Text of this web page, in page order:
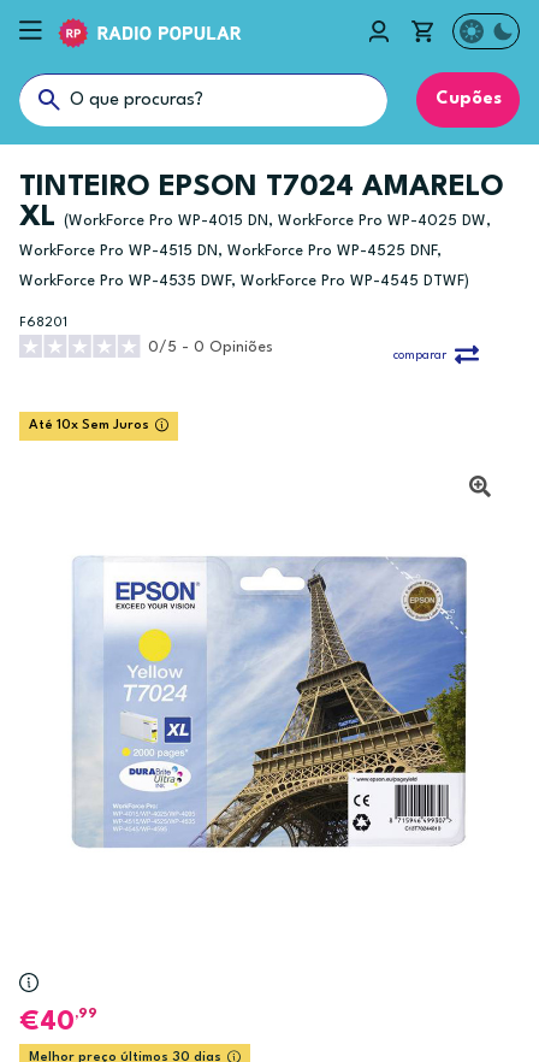
Cupões
TINTEIRO EPSON T7024 AMARELO
XL
(WorkForce Pro WP-4015 DN, WorkForce Pro WP-4025 DW,
WorkForce Pro WP-4515 DN, WorkForce Pro WP-4525 DNF,
WorkForce Pro WP-4535 DWF, WorkForce Pro WP-4545 DTWF)
F68201
0/5 - 0 Opiniões
comparar
Até 10x Sem Juros
40,99
Melhor preço últimos 30 dias